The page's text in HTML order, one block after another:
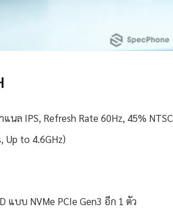
นล IPS, Refresh Rate 60Hz, 45% NTSC
Up to 4.6GHz)
แบบ NVMe PCIe Gen3 อีก 1 ตัว